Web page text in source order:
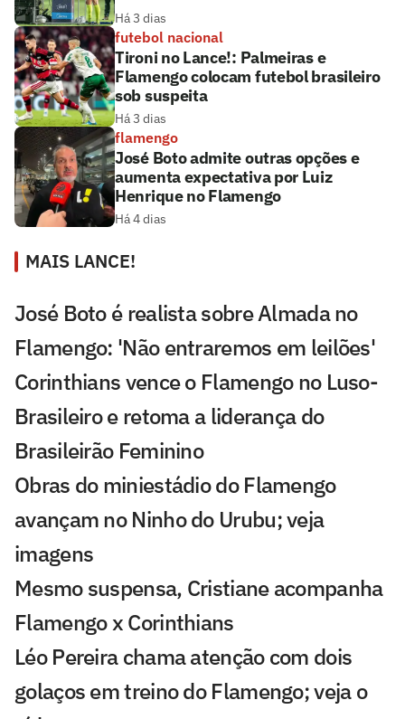
Há 3 dias
futebol nacional
Tironi no Lance!: Palmeiras e
Flamengo colocam futebol brasileiro
sob suspeita
Há 3 dias
flamengo
José Boto admite outras opções e
aumenta expectativa por Luiz
Henrique no Flamengo
Há 4 dias
MAIS LANCE!
José Boto é realista sobre Almada no
Flamengo: 'Não entraremos em leilões'
Corinthians vence o Flamengo no Luso-
Brasileiro e retoma a liderança do
Brasileirão Feminino
Obras do miniestádio do Flamengo
avançam no Ninho do Urubu; veja
imagens
Mesmo suspensa, Cristiane acompanha
Flamengo x Corinthians
Léo Pereira chama atenção com dois
golaços em treino do Flamengo; veja o